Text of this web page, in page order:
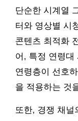
단순한 시계열
터와 영상별 시
콘텐츠 최적화
어, 특정 연령대
연령층이 선호
을 적용하는 것
또한, 경쟁 채널